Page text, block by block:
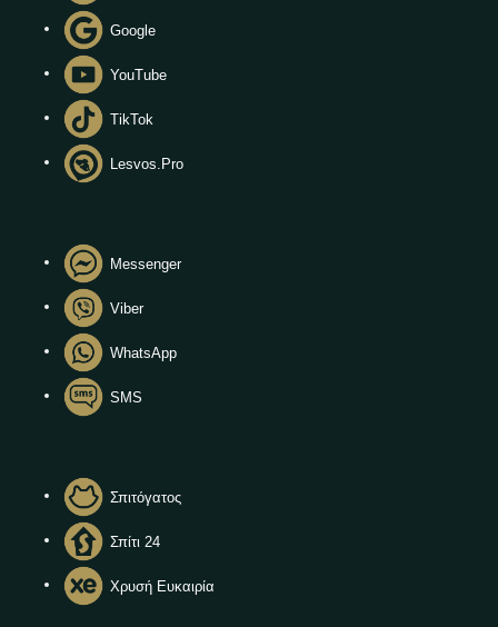
Google
YouTube
TikTok
Lesvos.Pro
Messenger
Viber
WhatsApp
SMS
Σπιτόγατος
Σπίτι 24
Χρυσή Ευκαιρία